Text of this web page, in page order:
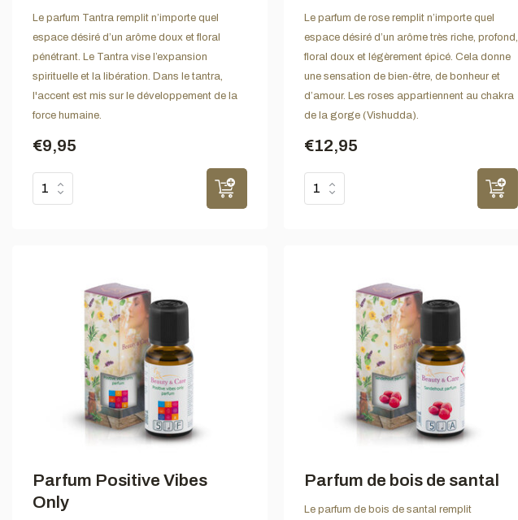
Le parfum Tantra remplit n’importe quel
espace désiré d’un arôme doux et floral
pénétrant. Le Tantra vise l’expansion
spirituelle et la libération. Dans le tantra,
l'accent est mis sur le développement de la
force humaine.
€9,95
Le parfum de rose remplit n’importe quel
espace désiré d’un arôme très riche, profond,
floral doux et légèrement épicé. Cela donne
une sensation de bien-être, de bonheur et
d’amour. Les roses appartiennent au chakra
de la gorge (Vishudda).
€12,95
Parfum Positive Vibes
Only
Parfum de bois de santal
Le parfum de bois de santal remplit